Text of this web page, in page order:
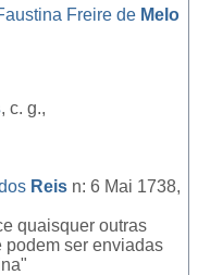
Freire de Melo
, c. g.,
Reis n: 6 Mai 1738,
quaisquer outras
ser enviadas